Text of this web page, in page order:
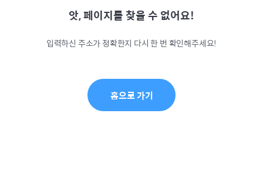
앗, 페이지를 찾을 수 없어요!
입력하신 주소가 정확한지 다시 한 번 확인해주세요!
홈으로 가기